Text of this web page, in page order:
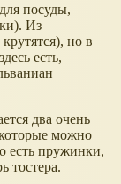
посуды,
Из
но в
есть,
два очень
можно
есть пружинки,
тостера.